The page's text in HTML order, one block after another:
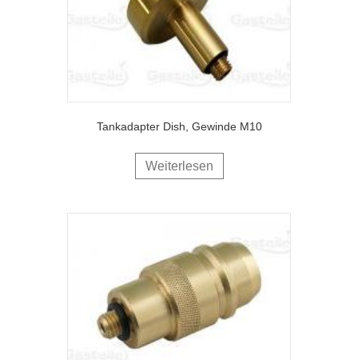
Tankadapter Dish, Gewinde M10
Weiterlesen